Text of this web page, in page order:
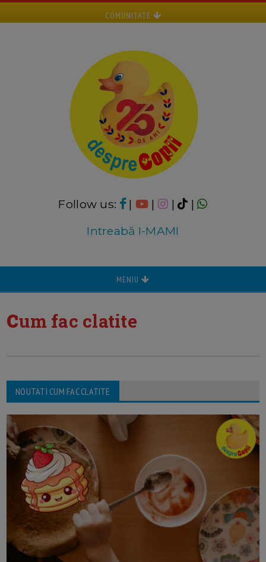
COMUNITATE
Follow us: | | |
|
Intreabă I-MAMI
MENIU
cum fac clatite
NOUTATI CUM FAC CLATITE